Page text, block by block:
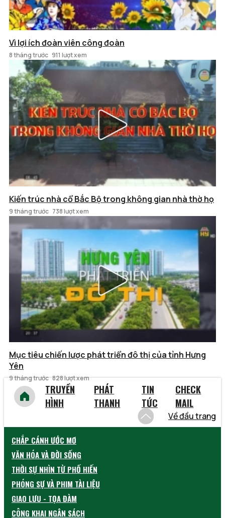
Vì lợi ích đoàn viên công đoàn
8 tháng trước 911 lượt xem
Kiến trúc nhà cổ Bắc Bộ trong không gian nhà thờ họ
9 tháng trước 738 lượt xem
Mục tiêu chiến lược phát triển đô thị của tỉnh Hưng
Yên
9 tháng trước 828 lượt xem
TRUYỀN
HÌNH
PHÁT
THANH
TIN
TỨC
CHECK
MAIL
Về đầu trang
CHẮP CÁNH ƯỚC MƠ
VĂN HÓA VÀ ĐỜI SỐNG
THỜI SỰ NHÌN TỪ PHỐ HIẾN
PHÓNG SỰ VÀ PHIM TÀI LIỆU
GIAO LƯU - TỌA ĐÀM
CÔNG KHAI NGÂN SÁCH